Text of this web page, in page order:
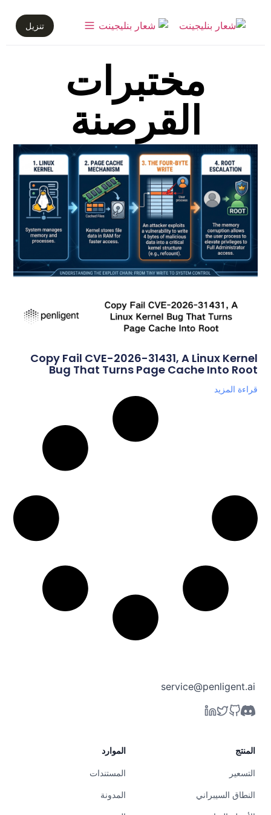
تنزيل
مختبرات
القرصنة
Copy Fail CVE-2026-31431, A Linux Kernel
Bug That Turns Page Cache Into Root
قراءة المزيد
service@penligent.ai
المنتج
التسعير
النطاق السيبراني
الموارد
المستندات
المدونة